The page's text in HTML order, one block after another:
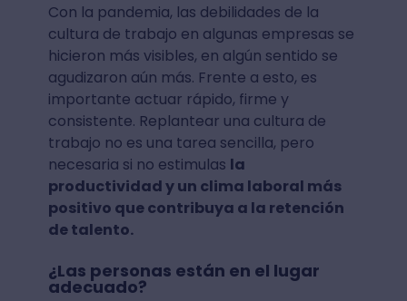
Con la pandemia, las debilidades de la
cultura de trabajo en algunas empresas se
hicieron más visibles, en algún sentido se
agudizaron aún más. Frente a esto, es
importante actuar rápido, firme y
consistente. Replantear una cultura de
trabajo no es una tarea sencilla, pero
necesaria si no estimulas la
productividad y un clima laboral más
positivo que contribuya a la retención
de talento.
¿Las personas están en el lugar
adecuado?